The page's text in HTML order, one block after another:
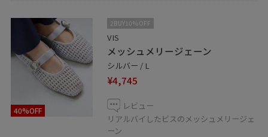
40%OFF
2BUY10%OFF
VIS
メッシュメリージェーン
シルバー / L
¥4,745
レビュー
リアルバイしたビスのメッシュメリージェ
ーン